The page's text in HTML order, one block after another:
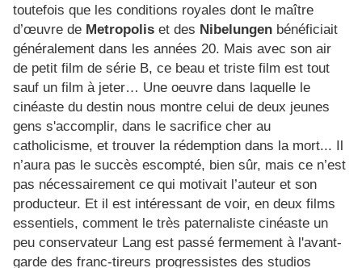
toutefois que les conditions royales dont le maître
d’œuvre de Metropolis et des Nibelungen bénéficiait
généralement dans les années 20. Mais avec son air
de petit film de série B, ce beau et triste film est tout
sauf un film à jeter… Une oeuvre dans laquelle le
cinéaste du destin nous montre celui de deux jeunes
gens s'accomplir, dans le sacrifice cher au
catholicisme, et trouver la rédemption dans la mort... Il
n’aura pas le succès escompté, bien sûr, mais ce n’est
pas nécessairement ce qui motivait l’auteur et son
producteur. Et il est intéressant de voir, en deux films
essentiels, comment le très paternaliste cinéaste un
peu conservateur Lang est passé fermement à l'avant-
garde des franc-tireurs progressistes des studios